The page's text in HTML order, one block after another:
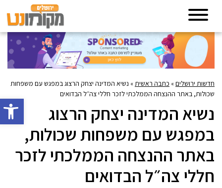
פתח
חדשות ירושלים» כתבה ראשית» נשיא המדינה יצחק הרצוג במפגש עם משפחות
שכולות, באתר ההנצחה הממלכתי לזכר חללי צה״ל הבדואים
נשיא המדינה יצחק הרצוג
במפגש עם משפחות שכולות,
באתר ההנצחה הממלכתי לזכר
חללי צה״ל הבדואים